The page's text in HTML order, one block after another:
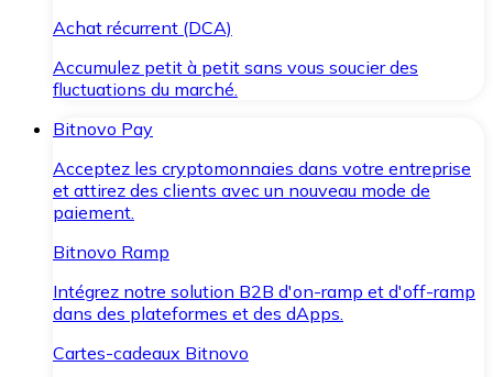
Achat récurrent (DCA)
Accumulez petit à petit sans vous soucier des
fluctuations du marché.
Bitnovo Pay
Acceptez les cryptomonnaies dans votre entreprise
et attirez des clients avec un nouveau mode de
paiement.
Bitnovo Ramp
Intégrez notre solution B2B d'on-ramp et d'off-ramp
dans des plateformes et des dApps.
Cartes-cadeaux Bitnovo